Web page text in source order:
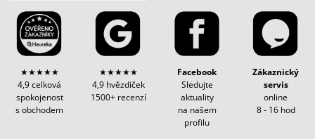
★★★★★
4,9 celková
spokojenost
s obchodem
★★★★★
4,9 hvězdiček
1500+ recenzí
Facebook
Sledujte
aktuality
na našem
profilu
Zákaznický
servis
online
8 - 16 hod